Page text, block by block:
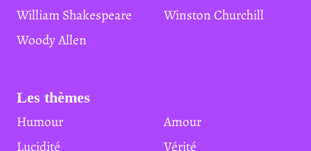
William Shakespeare
Winston Churchill
Woody Allen
Les thèmes
Humour
Amour
Lucidité
Vérité